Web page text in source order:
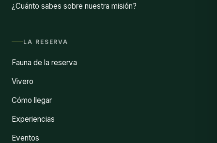
¿Cuánto sabes sobre nuestra misión?
LA RESERVA
Fauna de la reserva
Vivero
Cómo llegar
Experiencias
Eventos